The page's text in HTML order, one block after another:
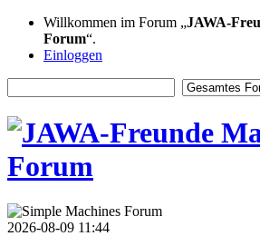
Willkommen im Forum „JAWA-
Forum“.
Einloggen
2026-08-09 11:44